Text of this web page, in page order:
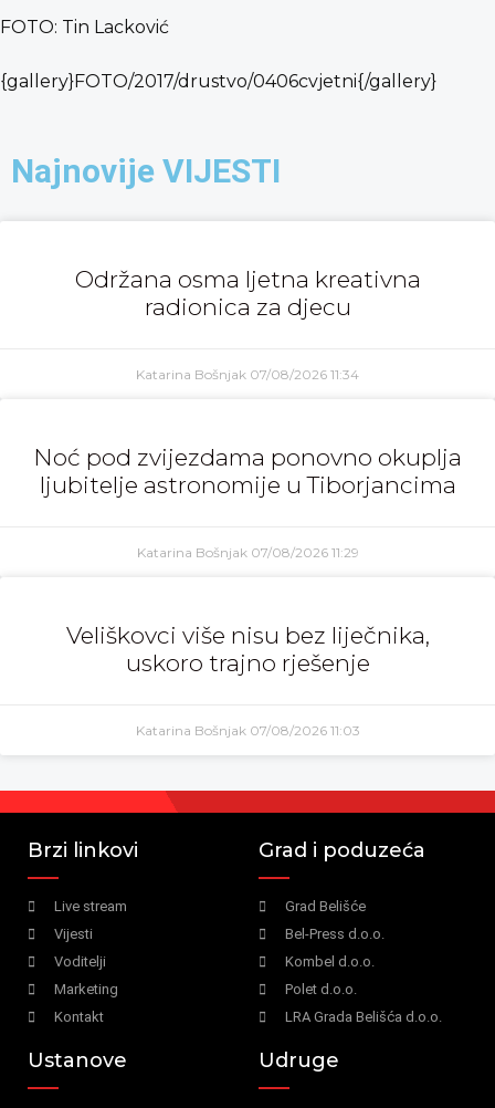
FOTO: Tin Lacković
{gallery}FOTO/2017/drustvo/0406cvjetni{/gallery}
Najnovije VIJESTI
Održana osma ljetna kreativna
radionica za djecu
Katarina Bošnjak 07/08/2026 11:34
Noć pod zvijezdama ponovno okuplja
ljubitelje astronomije u Tiborjancima
Katarina Bošnjak 07/08/2026 11:29
Veliškovci više nisu bez liječnika,
uskoro trajno rješenje
Katarina Bošnjak 07/08/2026 11:03
Brzi linkovi
Live stream
Vijesti
Voditelji
Marketing
Kontakt
Grad i poduzeća
Grad Belišće
Bel-Press d.o.o.
Kombel d.o.o.
Polet d.o.o.
LRA Grada Belišća d.o.o.
Ustanove Udruge